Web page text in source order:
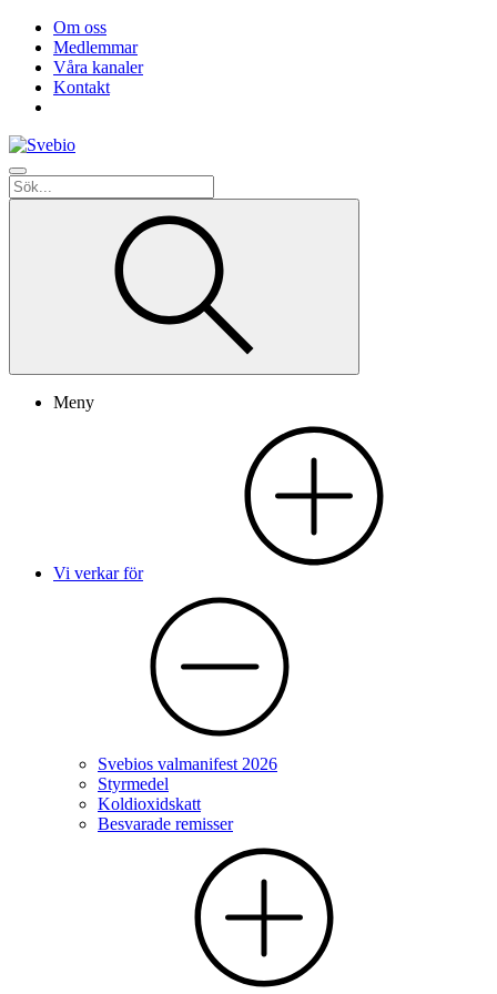
Om oss
Medlemmar
Våra kanaler
Kontakt
Meny
Vi verkar för
Svebios valmanifest 2026
Styrmedel
Koldioxidskatt
Besvarade remisser